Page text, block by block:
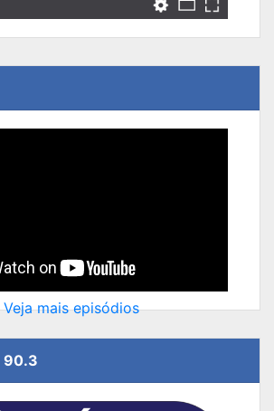
Veja mais episódios
90.3